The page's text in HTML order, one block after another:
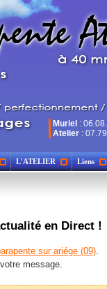
Muriel :
Atelier :
L'ATELIER Liens
en Direct !
sur ariége (09).
message.